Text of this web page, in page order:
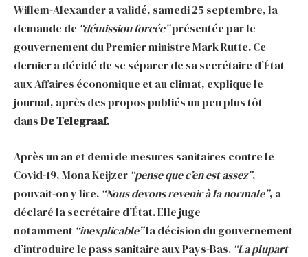
Willem-Alexander a validé, samedi 25 septembre, la
demande de “démission forcée”présentée par le
gouvernement du Premier ministre Mark Rutte. Ce
dernier a décidé de se séparer de sa secrétaire d’État
aux Affaires économique et au climat, explique le
journal, après des propos publiés un peu plus tôt
dansDe Telegraaf.
Après un an et demi de mesures sanitaires contre le
Covid-19, Mona Keijzer “pense que c’en est assez”,
pouvait-on y lire. “Nous devons revenir à la normale”, a
déclaré la secrétaire d’État. Elle juge
notamment “inexplicable”la décision du gouvernement
d’introduire le pass sanitaire aux Pays-Bas. “La plupart